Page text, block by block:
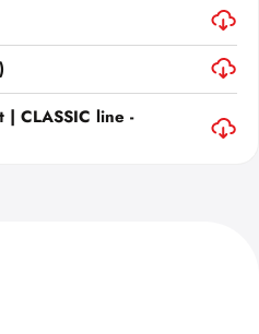
| CLASSIC line -